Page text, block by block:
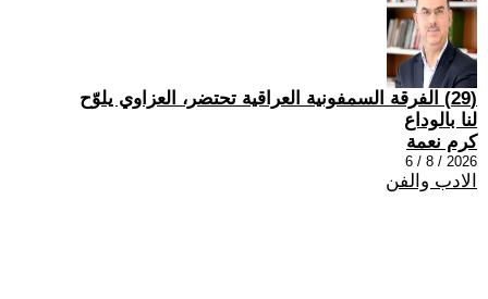
(29) الفرقة السمفونية العراقية تحتضر، العزاوي يلوّح
لنا بالوداع
كرم نعمة
2026 / 8 / 6
الادب والفن